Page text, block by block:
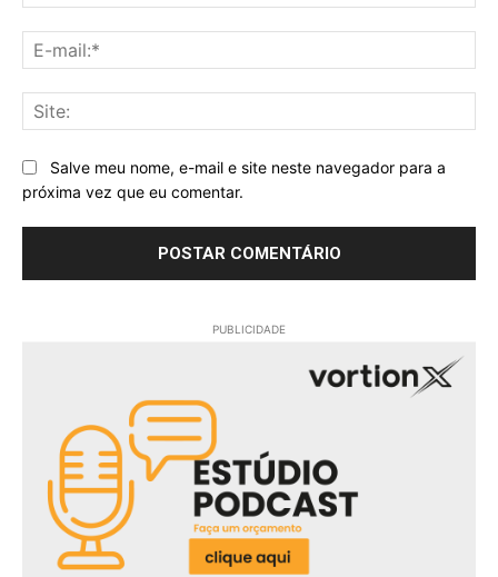
Salve meu nome, e-mail e site neste navegador para a
próxima vez que eu comentar.
PUBLICIDADE